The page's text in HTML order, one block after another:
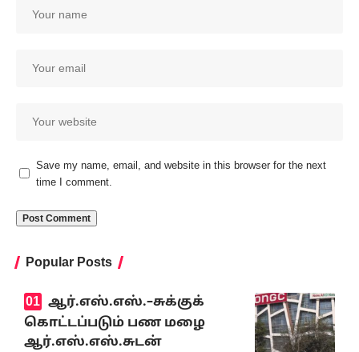
Save my name, email, and website in this browser for the next
time I comment.
Popular Posts
ஆர்.எஸ்.எஸ்.–சுக்குக்
கொட்டப்படும் பண மழை
ஆர்.எஸ்.எஸ்.சுடன்